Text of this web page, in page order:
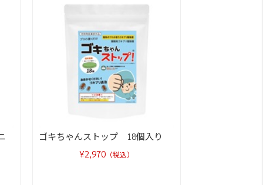
ゴキちゃんストップ 18個入り
¥2,970 （税込）